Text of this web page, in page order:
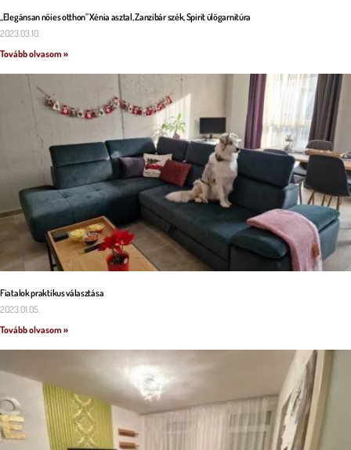
„Elegánsan nőies otthon” Xénia asztal, Zanzibár szék, Spirit ülőgarnitúra
2023.03.10.
Tovább olvasom »
Fiatalok praktikus választása
2023.01.05.
Tovább olvasom »